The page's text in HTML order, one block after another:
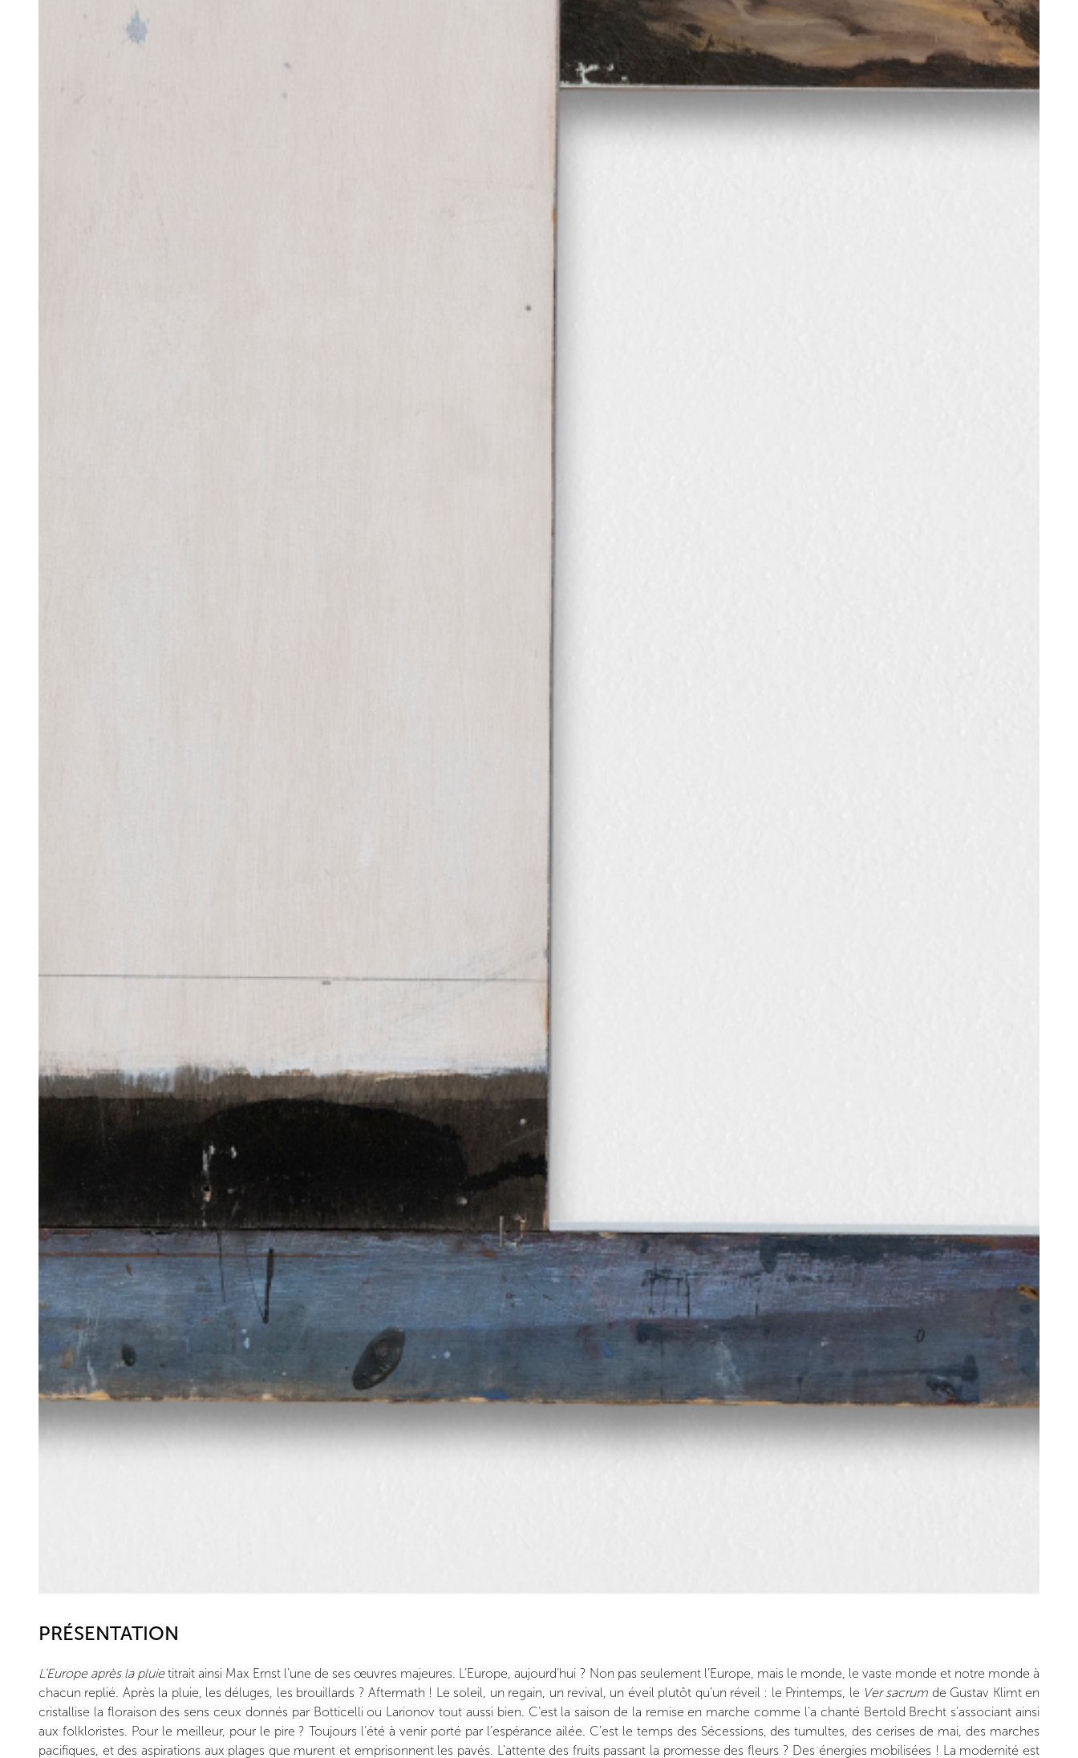
PRÉSENTATION
L’Europe après la pluietitrait ainsi Max Ernst l’une de ses œuvres majeures. L’Europe, aujourd’hui ? Non pas seulement l’Europe, mais le monde, le vaste monde et notre monde à
chacun replié. Après la pluie, les déluges, les brouillards ? Aftermath ! Le soleil, un regain, un revival, un éveil plutôt qu’un réveil : le Printemps, le Ver sacrum de Gustav Klimt en
cristallise la floraison des sens ceux donnés par Botticelli ou Larionov tout aussi bien. C’est la saison de la remise en marche comme l’a chanté Bertold Brecht s’associant ainsi
aux folkloristes. Pour le meilleur, pour le pire ? Toujours l’été à venir porté par l’espérance ailée. C’est le temps des Sécessions, des tumultes, des cerises de mai, des marches
pacifiques, et des aspirations aux plages que murent et emprisonnent les pavés. L’attente des fruits passant la promesse des fleurs ? Des énergies mobilisées ! La modernité est